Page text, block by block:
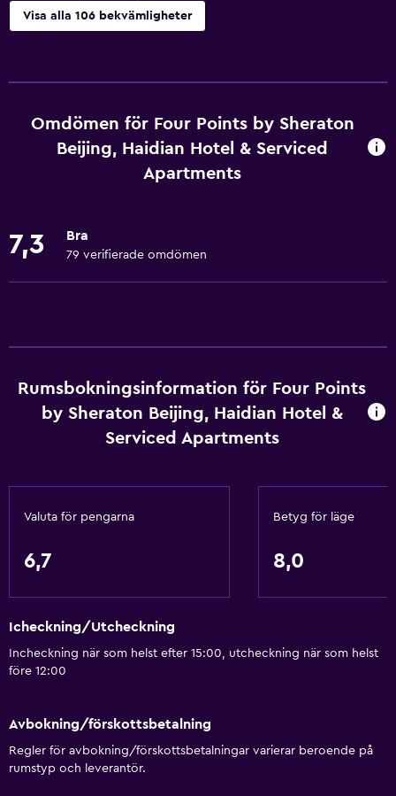
Visa alla 106 bekvämligheter
Wifi tillgängligt i alla områden
Brandsläckare
Luftkonditionering
Gratis WiFi
Kroppstvål
Papperskorgar
Affärscentrum
Valutaväxling på plats
Mötesrum
Nyckelkortsåtkomst
Expressutcheckning
Omdömen för Four Points by Sheraton
Beijing, Haidian Hotel & Serviced
Apartments
7,3 Bra
79 verifierade omdömen
Rumsbokningsinformation för Four Points
by Sheraton Beijing, Haidian Hotel &
Serviced Apartments
Valuta för pengarna
6,7
Betyg för läge
8,0
Icheckning/Utcheckning
Incheckning när som helst efter 15:00, utcheckning när som helst
före 12:00
Avbokning/förskottsbetalning
Regler för avbokning/förskottsbetalningar varierar beroende på
rumstyp och leverantör.